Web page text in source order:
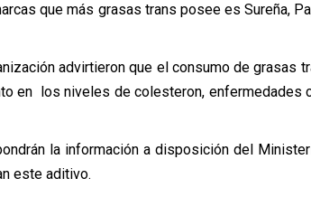
que más grasas trans posee es Sureña,
advirtieron que el consumo de grasas
en los niveles de colesteron, enfermedades
la información a disposición del
este aditivo.